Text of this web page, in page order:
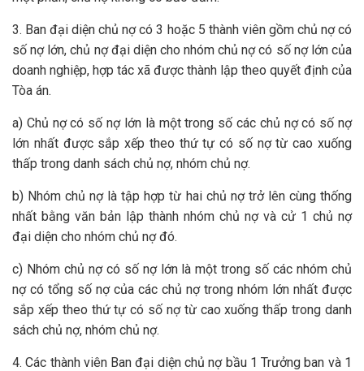
3. Ban đại diện chủ nợ có 3 hoặc 5 thành viên gồm chủ nợ có
số nợ lớn, chủ nợ đại diện cho nhóm chủ nợ có số nợ lớn của
doanh nghiệp, hợp tác xã được thành lập theo quyết định của
Tòa án.
a) Chủ nợ có số nợ lớn là một trong số các chủ nợ có số nợ
lớn nhất được sắp xếp theo thứ tự có số nợ từ cao xuống
thấp trong danh sách chủ nợ, nhóm chủ nợ.
b) Nhóm chủ nợ là tập hợp từ hai chủ nợ trở lên cùng thống
nhất bằng văn bản lập thành nhóm chủ nợ và cử 1 chủ nợ
đại diện cho nhóm chủ nợ đó.
c) Nhóm chủ nợ có số nợ lớn là một trong số các nhóm chủ
nợ có tổng số nợ của các chủ nợ trong nhóm lớn nhất được
sắp xếp theo thứ tự có số nợ từ cao xuống thấp trong danh
sách chủ nợ, nhóm chủ nợ.
4. Các thành viên Ban đại diện chủ nợ bầu 1 Trưởng ban và 1